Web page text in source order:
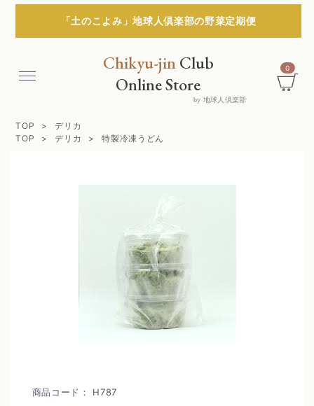
Menu
「土のこよみ」地球人倶楽部の野菜定期便
Chikyu-jinClub
Online Store
by 地球人倶楽部
0
TOP
デリカ
TOP
デリカ 特製冷凍うどん
商品コード： H787